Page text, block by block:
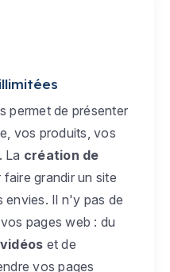
permet de présenter
vos produits, vos
La création de
faire grandir un site
envies. Il n'y pas de
pages web : du
et de
vos pages